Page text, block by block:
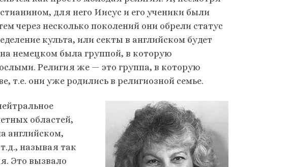
для него Иисус и его ученики были
через несколько поколений они обрели статус
культа, или секты в английском будет
немецком была группой, в которую
Религия же — это группа, в которую
т.е. они уже родились в религиозной семье.
областей,
английском,
называя так
Это вызвало